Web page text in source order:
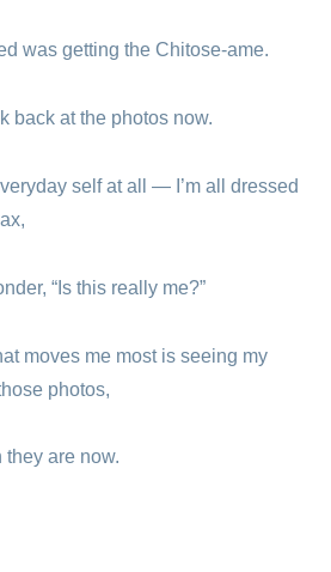
was getting the Chitose-ame.
back at the photos now.
self at all — I’m all dressed
“Is this really me?”
moves me most is seeing my
photos,
are now.